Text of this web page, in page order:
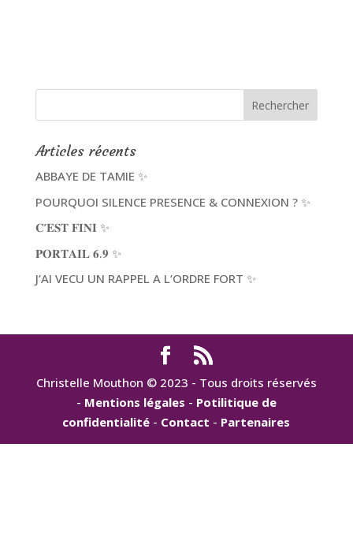
Articles récents
ABBAYE DE TAMIE ✨
POURQUOI SILENCE PRESENCE & CONNEXION ? ✨
𝐂’𝐄𝐒𝐓 𝐅𝐈𝐍𝐈 ✨
𝐏𝐎𝐑𝐓𝐀𝐈𝐋 𝟔.𝟗 ✨
J’AI VECU UN RAPPEL A L’ORDRE FORT ✨
Christelle Mouthon © 2023 - Tous droits réservés
- Mentions légales - Potilitique de
confidentialité - Contact - Partenaires